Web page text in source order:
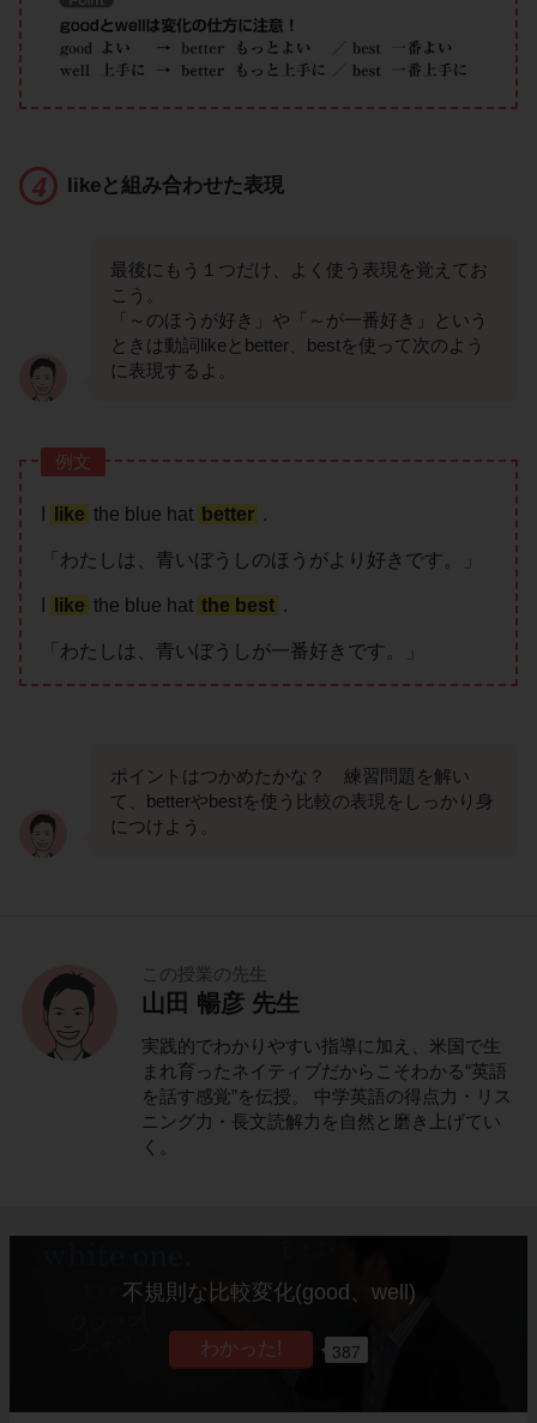
likeと組み合わせた表現
最後にもう１つだけ、よく使う表現を覚えてお
こう。
「～のほうが好き」や「～が一番好き」という
ときは動詞likeとbetter、bestを使って次のよう
に表現するよ。
例文
like the blue hat better .
「わたしは、青いぼうしのほうがより好きです。」
like the blue hat the best .
「わたしは、青いぼうしが一番好きです。」
ポイントはつかめたかな？ 練習問題を解い
て、betterやbestを使う比較の表現をしっかり身
につけよう。
この授業の先生
山田 暢彦 先生
実践的でわかりやすい指導に加え、米国で生
まれ育ったネイティブだからこそわかる“英語
を話す感覚”を伝授。 中学英語の得点力・リス
ニング力・長文読解力を自然と磨き上げてい
く。
不規則な比較変化(good、well)
387